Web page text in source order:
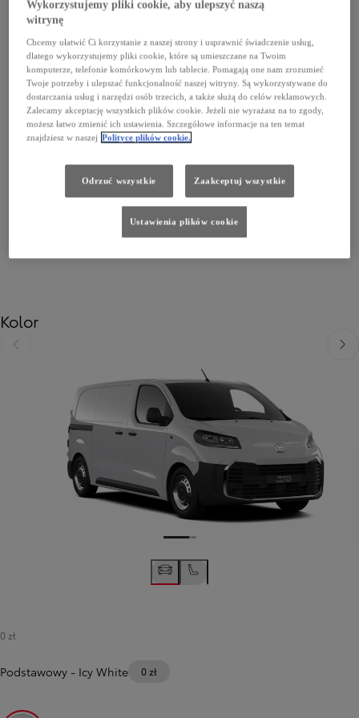
7,4 l/100 km
Emisja CO₂ (cykl mieszany, wartość średnia) (g/km)
193 g/km
Dowiedz się więcej
Kolor
Poprzedni
0 zł
Podstawowy - Icy White 0 zł
Wykorzystujemy pliki cookie, aby ulepszyć naszą
witrynę
Chcemy ułatwić Ci korzystanie z naszej strony i usprawnić świadczenie usług,
dlatego wykorzystujemy pliki cookie, które są umieszczane na Twoim
komputerze, telefonie komórkowym lub tablecie. Pomagają one nam zrozumieć
Twoje potrzeby i ulepszać funkcjonalność naszej witryny. Są wykorzystywane do
dostarczania usług i narzędzi osób trzecich, a także służą do celów reklamowych.
Zalecamy akceptację wszystkich plików cookie. Jeżeli nie wyrażasz na to zgody,
możesz łatwo zmienić ich ustawienia. Szczegółowe informacje na ten temat
znajdziesz w naszej Polityce plików cookie.
Odrzuć wszystkie Zaakceptuj wszystkie
Ustawienia plików cookie